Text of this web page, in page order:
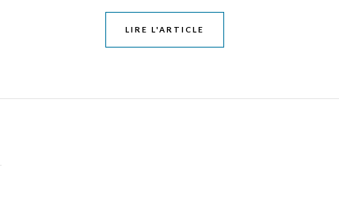
LIRE L'ARTICLE